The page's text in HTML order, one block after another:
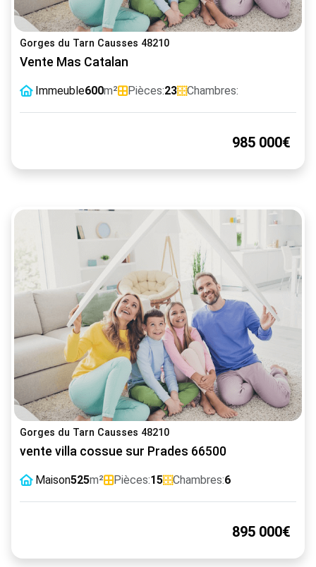
Gorges du Tarn Causses 48210
Vente Mas Catalan
Immeuble600m² Pièces:23 Chambres:
985 000€
Gorges du Tarn Causses 48210
vente villa cossue sur Prades 66500
Maison525m² Pièces:15 Chambres:6
895 000€